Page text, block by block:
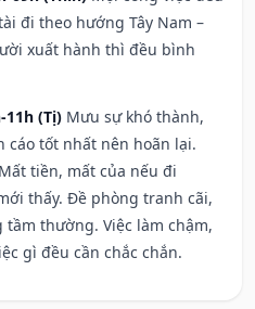
đi theo hướng Tây Nam –
xuất hành thì đều bình
(Tị) Mưu sự khó thành,
cáo tốt nhất nên hoãn lại.
tiền, mất của nếu đi
thấy. Đề phòng tranh cãi,
thường. Việc làm chậm,
gì đều cần chắc chắn.